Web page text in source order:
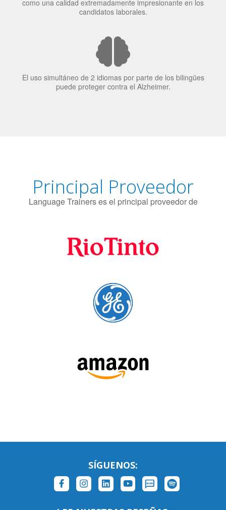
El uso simultáneo de 2 idiomas por parte de los bilingües
puede proteger contra el Alzheimer.
Principal Proveedor
Language Trainers es el principal proveedor de